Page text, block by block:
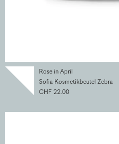
Rose in April
Sofia Kosmetikbeutel Zebra
CHF 22.00